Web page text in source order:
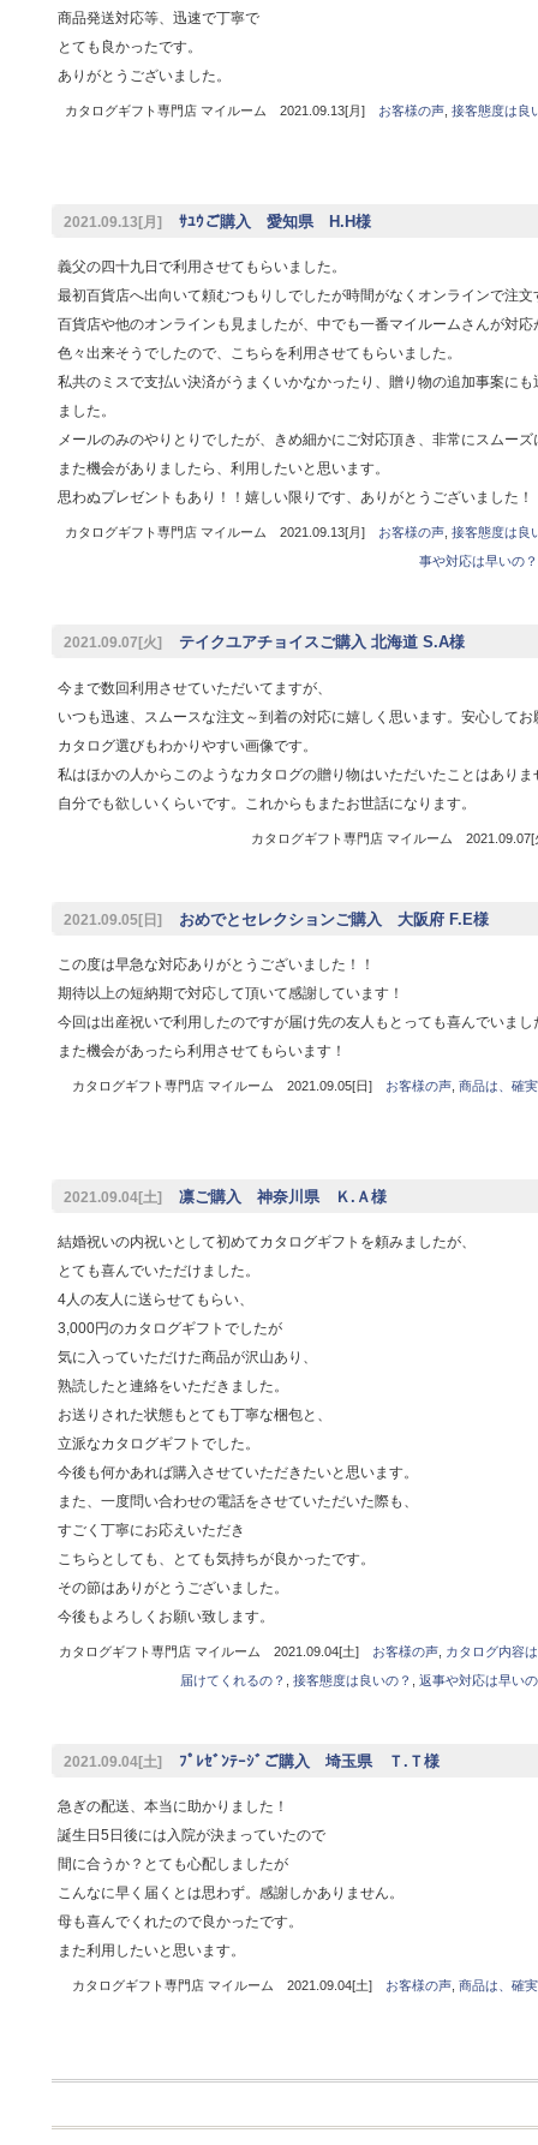
商品発送対応等、迅速で丁寧で
とても良かったです。
ありがとうございました。
カタログギフト専門店 マイルーム 2021.09.13[月] お客様の声, 接客態度は良
2021.09.13[月] ｻﾕｳご購入 愛知県 H.H様
義父の四十九日で利用させてもらいました。
最初百貨店へ出向いて頼むつもりしでしたが時間がなくオンラインで注文
百貨店や他のオンラインも見ましたが、中でも一番マイルームさんが対応
色々出来そうでしたので、こちらを利用させてもらいました。
私共のミスで支払い決済がうまくいかなかったり、贈り物の追加事案に
ました。
メールのみのやりとりでしたが、きめ細かにご対応頂き、非常にスムー
また機会がありましたら、利用したいと思います。
思わぬプレゼントもあり！！嬉しい限りです、ありがとうございました！
カタログギフト専門店 マイルーム 2021.09.13[月] お客様の声, 接客態度は良
事や対応は早いの？
2021.09.07[火] テイクユアチョイスご購入 北海道 S.A様
今まで数回利用させていただいてますが、
いつも迅速、スムースな注文～到着の対応に嬉しく思います。安心してお
カタログ選びもわかりやすい画像です。
私はほかの人からこのようなカタログの贈り物はいただいたことはありま
自分でも欲しいくらいです。これからもまたお世話になります。
カタログギフト専門店 マイルーム
2021.09.05[日] おめでとセレクションご購入 大阪府 F.E様
この度は早急な対応ありがとうございました！！
期待以上の短納期で対応して頂いて感謝しています！
今回は出産祝いで利用したのですが届け先の友人もとっても喜んでいまし
また機会があったら利用させてもらいます！
カタログギフト専門店 マイルーム 2021.09.05[日] お客様の声, 商品は、確
2021.09.04[土] 凛ご購入 神奈川県 Ｋ.Ａ様
結婚祝いの内祝いとして初めてカタログギフトを頼みましたが、
とても喜んでいただけました。
4人の友人に送らせてもらい、
3,000円のカタログギフトでしたが
気に入っていただけた商品が沢山あり、
熟読したと連絡をいただきました。
お送りされた状態もとても丁寧な梱包と、
立派なカタログギフトでした。
今後も何かあれば購入させていただきたいと思います。
また、一度問い合わせの電話をさせていただいた際も、
すごく丁寧にお応えいただき
こちらとしても、とても気持ちが良かったです。
その節はありがとうございました。
今後もよろしくお願い致します。
カタログギフト専門店 マイルーム 2021.09.04[土] お客様の声, カタログ内容
届けてくれるの？
接客態度は良いの？ 返事や対応は早い
2021.09.04[土] ﾌﾟﾚｾﾞﾝﾃｰｼﾞご購入 埼玉県 Ｔ.Ｔ様
急ぎの配送、本当に助かりました！
誕生日5日後には入院が決まっていたので
間に合うか？とても心配しましたが
こんなに早く届くとは思わず。感謝しかありません。
母も喜んでくれたので良かったです。
また利用したいと思います。
カタログギフト専門店 マイルーム 2021.09.04[土] お客様の声, 商品は、確